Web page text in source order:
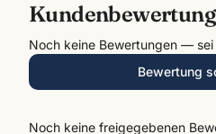
Noch keine Bewertungen —
Bewertung
Noch keine freigegebenen